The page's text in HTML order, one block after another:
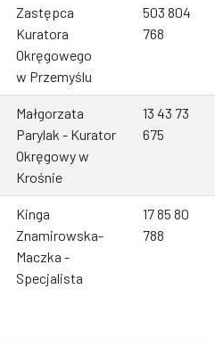
Zastępca
Kuratora
Okręgowego
w Przemyślu
503 804
768
Małgorzata
Parylak - Kurator
Okręgowy w
Krośnie
13 43 73
675
Kinga
Znamirowska-
Maczka -
Specjalista
17 85 80
788